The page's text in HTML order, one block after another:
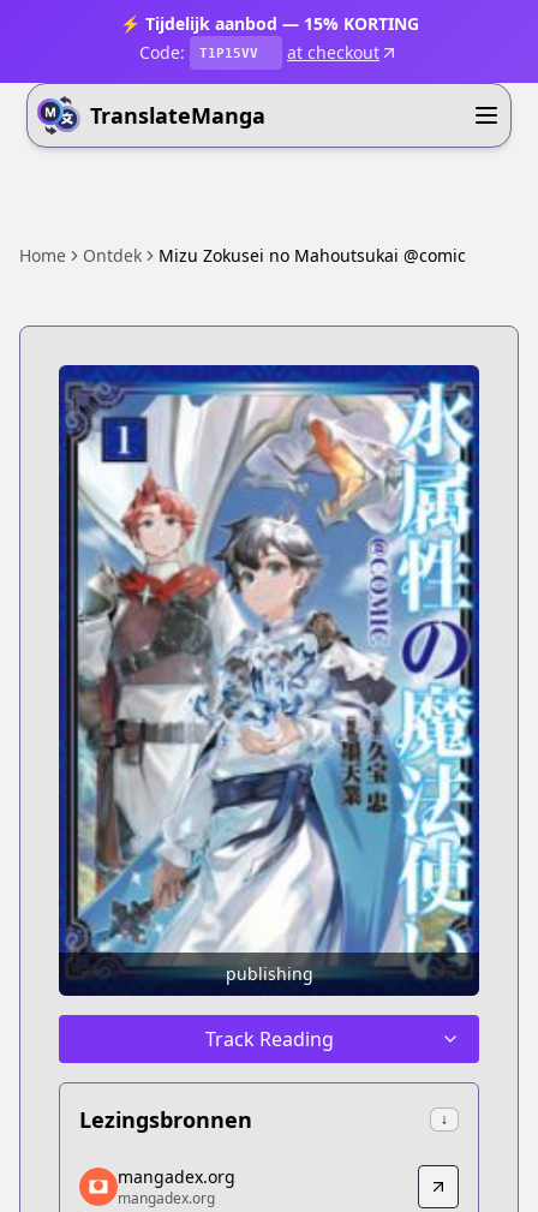
⚡ Tijdelijk aanbod — 15% KORTING
Code:
T1P15VV at checkout
TranslateManga
Home Ontdek Mizu Zokusei no Mahoutsukai @comic
publishing
Track Reading
Lezingsbronnen ↓
mangadex.org
mangadex.org
mangadex.org
mangadex.org